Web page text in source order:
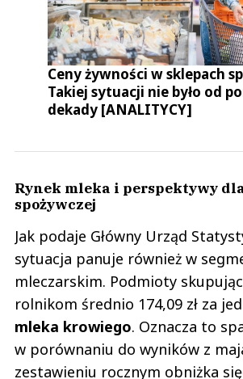
Ceny żywności w sklepach
Takiej sytuacji nie było od
dekady [ANALITYCY]
Rynek mleka i perspektywy
spożywczej
Jak podaje Główny Urząd
sytuacja panuje również w
mleczarskim. Podmioty
rolnikom średnio 174,09 zł za
mleka krowiego. Oznacza to
w porównaniu do wyników z
zestawieniu rocznym obniżka